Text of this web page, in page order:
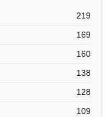
219
169
160
138
128
109